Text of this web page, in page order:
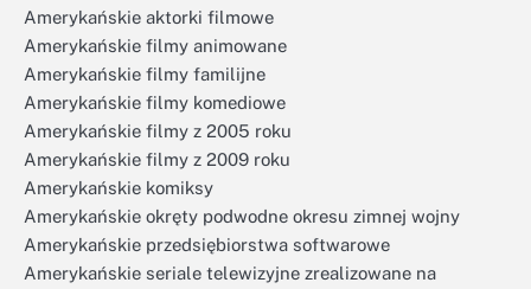
Amerykańskie aktorki filmowe
Amerykańskie filmy animowane
Amerykańskie filmy familijne
Amerykańskie filmy komediowe
Amerykańskie filmy z 2005 roku
Amerykańskie filmy z 2009 roku
Amerykańskie komiksy
Amerykańskie okręty podwodne okresu zimnej wojny
Amerykańskie przedsiębiorstwa softwarowe
Amerykańskie seriale telewizyjne zrealizowane na